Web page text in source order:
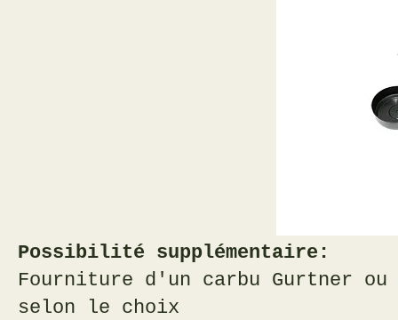
Possibilité supplémentaire:
Fourniture d'un carbu Gurtner
selon le choix